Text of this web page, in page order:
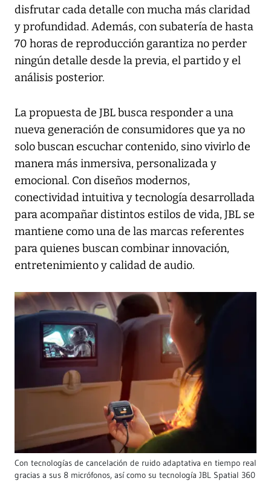
disfrutar cada detalle con mucha más claridad
y profundidad. Además, con subatería de hasta
70 horas de reproducción garantiza no perder
ningún detalle desde la previa, el partido y el
análisis posterior.
La propuesta de JBL busca responder a una
nueva generación de consumidores que ya no
solo buscan escuchar contenido, sino vivirlo de
manera más inmersiva, personalizada y
emocional. Con diseños modernos,
conectividad intuitiva y tecnología desarrollada
para acompañar distintos estilos de vida, JBL se
mantiene como una de las marcas referentes
para quienes buscan combinar innovación,
entretenimiento y calidad de audio.
Con tecnologías de cancelación de ruido adaptativa en tiempo real
gracias a sus 8 micrófonos, así como su tecnología JBL Spatial 360